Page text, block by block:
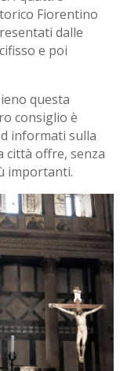
Fiorentino
dalle
e poi
questa
consiglio è
informati sulla
città offre, senza
importanti.